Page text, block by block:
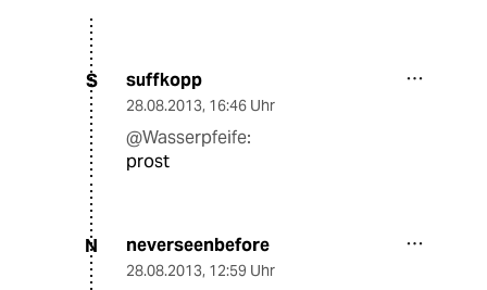
S suffkopp
28.08.2013, 16:46 Uhr
@Wasserpfeife:
prost
N neverseenbefore
28.08.2013, 12:59 Uhr